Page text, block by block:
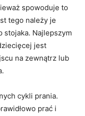
spowoduje to
tego należy je
stojaka. Najlepszym
jest
na zewnątrz lub
cykli prania.
prać i